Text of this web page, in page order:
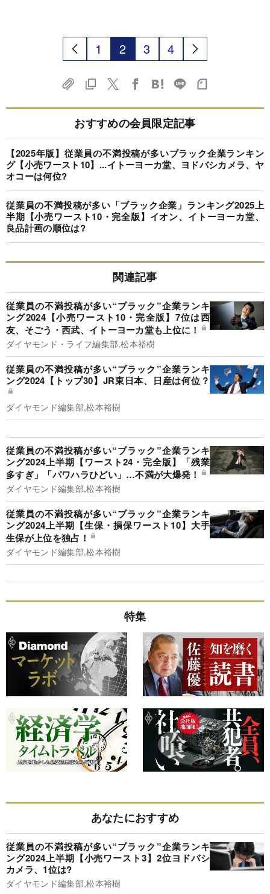
1 2 3 4
おすすめの会員限定記事
【2025年版】従業員の不満投稿が多いブラック企業ランキン
グ【小売ワースト10】...イトーヨーカ堂、ヨドバシカメラ、ヤ
オコーは何位?
従業員の不満投稿が多い「ブラック企業」ランキング2025上
半期【小売ワースト10・完全版】イオン、イトーヨーカ堂、
良品計画の順位は?
関連記事
従業員の不満投稿が多い“ブラック”企業ランキ
ング2024【小売ワースト10・完全版】7位は西
友、そごう・西武、イトーヨーカ堂も上位に！
ダイヤモンド・ライフ編集部,松本裕樹
従業員の不満投稿が多い“ブラック”企業ランキ
ング2024【トップ30】JR東日本、日産は何位？
ダイヤモンド編集部,松本裕樹
従業員の不満投稿が多い“ブラック”企業ランキ
ング2024上半期【ワースト24・完全版】「残業
多すぎ」「パワハラひどい」…不満が大爆発！
ダイヤモンド編集部,松本裕樹
従業員の不満投稿が多い“ブラック”企業ランキ
ング2024上半期【生保・損保ワースト10】大手
生保が上位を独占！
ダイヤモンド編集部,松本裕樹
特集
あなたにおすすめ
従業員の不満投稿が多い“ブラック”企業ランキ
ング2024上半期【小売ワースト3】2位ヨドバシ
カメラ、1位は?
ダイヤモンド編集部,松本裕樹